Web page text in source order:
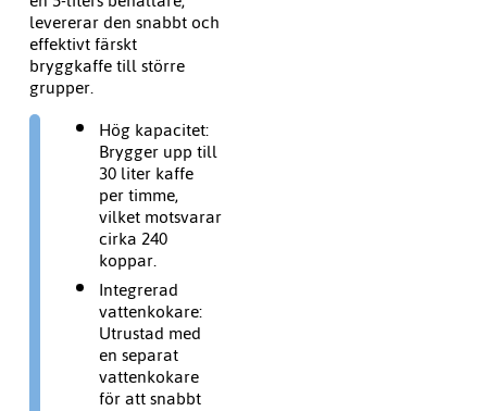
levererar den snabbt och
effektivt färskt
bryggkaffe till större
grupper.
Hög kapacitet:
Brygger upp till
30 liter kaffe
per timme,
vilket motsvarar
cirka 240
koppar.
Integrerad
vattenkokare:
Utrustad med
en separat
vattenkokare
för att snabbt